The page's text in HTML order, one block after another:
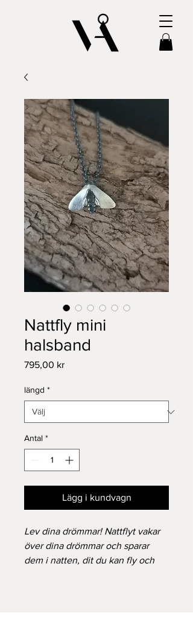
Nattfly mini
halsband
795,00 krPris
längd *
Antal *
Lägg i kundvagn
Lev dina drömmar! Nattflyt vakar
över dina drömmar och sparar
dem i natten, dit du kan fly och